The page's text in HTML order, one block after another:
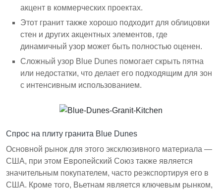
акцент в коммерческих проектах.
Этот гранит также хорошо подходит для облицовки
стен и других акцентных элементов, где
динамичный узор может быть полностью оценен.
Сложный узор Blue Dunes помогает скрыть пятна
или недостатки, что делает его подходящим для зон
с интенсивным использованием.
Спрос на плиту гранита Blue Dunes
Основной рынок для этого эксклюзивного материала —
США, при этом Европейский Союз также является
значительным покупателем, часто реэкспортируя его в
США. Кроме того, Вьетнам является ключевым рынком,